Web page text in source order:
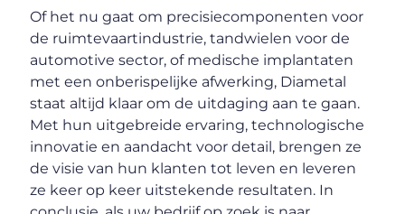
Of het nu gaat om precisiecomponenten voor
de ruimtevaartindustrie, tandwielen voor de
automotive sector, of medische implantaten
met een onberispelijke afwerking, Diametal
staat altijd klaar om de uitdaging aan te gaan.
Met hun uitgebreide ervaring, technologische
innovatie en aandacht voor detail, brengen ze
de visie van hun klanten tot leven en leveren
ze keer op keer uitstekende resultaten. In